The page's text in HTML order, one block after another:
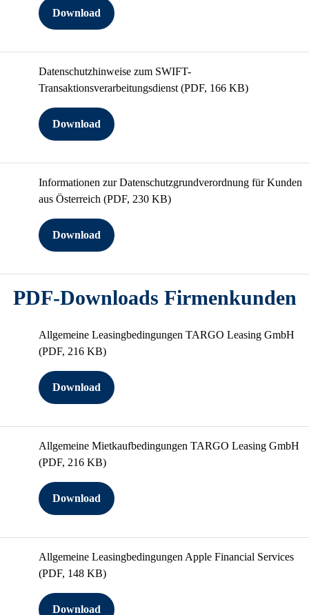
Download
Datenschutzhinweise zum SWIFT-
Transaktionsverarbeitungsdienst (PDF, 166 KB)
Download
Informationen zur Datenschutzgrundverordnung für Kunden
aus Österreich (PDF, 230 KB)
Download
PDF-Downloads Firmenkunden
Allgemeine Leasingbedingungen TARGO Leasing GmbH
(PDF, 216 KB)
Download
Allgemeine Mietkaufbedingungen TARGO Leasing GmbH
(PDF, 216 KB)
Download
Allgemeine Leasingbedingungen Apple Financial Services
(PDF, 148 KB)
Download